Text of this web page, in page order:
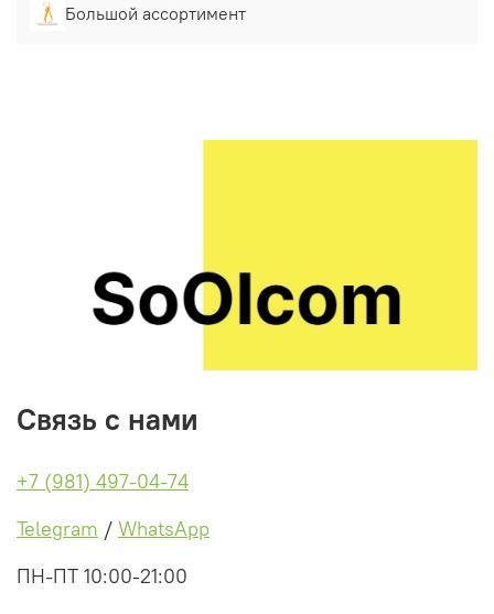
Большой ассортимент
Связь с нами
+7 (981) 497-04-74
Telegram / WhatsApp
ПН-ПТ 10:00-21:00